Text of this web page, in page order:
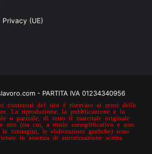
Privacy (UE)
- PARTITA IVA 01234340956
contenuti del sito è riservato ai sensi della
La riproduzione, la pubblicazione e la
o parziale, di tutto il materiale originale
sito (tra cui, a titolo esemplificativo e non
immagini, le elaborazioni grafiche) sono
in assenza di autorizzazione scritta.